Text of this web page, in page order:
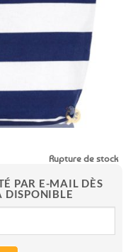
favoris
Rupture de stock
PAR E-MAIL DÈS
DISPONIBLE